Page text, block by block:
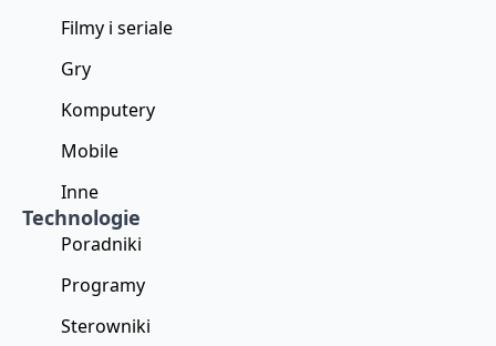
Filmy i seriale
Gry
Komputery
Mobile
Inne
Technologie
Poradniki
Programy
Sterowniki